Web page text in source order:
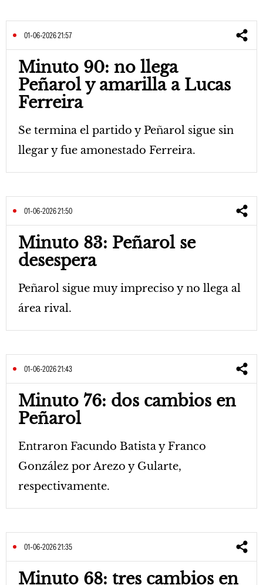
01-06-2026 21:57
Minuto 90: no llega
Peñarol y amarilla a Lucas
Ferreira
Se termina el partido y Peñarol sigue sin
llegar y fue amonestado Ferreira.
01-06-2026 21:50
Minuto 83: Peñarol se
desespera
Peñarol sigue muy impreciso y no llega al
área rival.
01-06-2026 21:43
Minuto 76: dos cambios en
Peñarol
Entraron Facundo Batista y Franco
González por Arezo y Gularte,
respectivamente.
01-06-2026 21:35
Minuto 68: tres cambios en